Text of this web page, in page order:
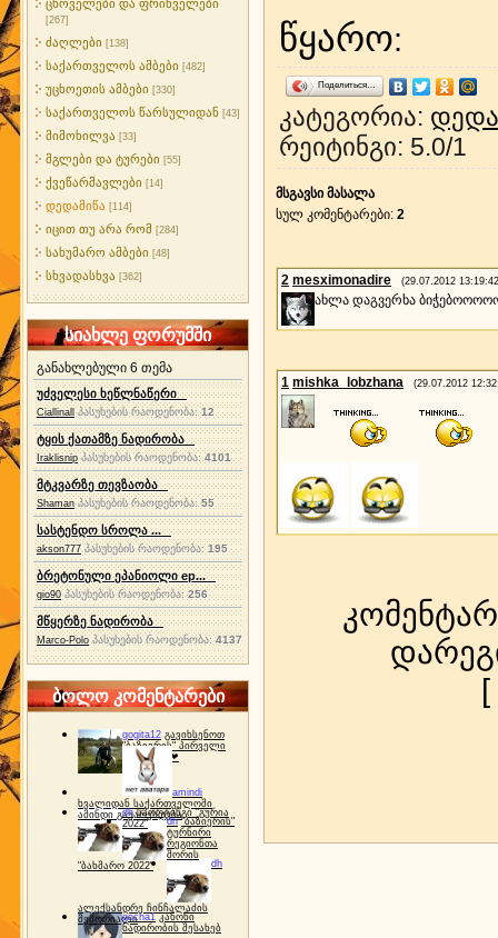
ცხოველები და ფრინველები
[267]
ძაღლები [138]
საქართველოს ამბები [482]
უცხოეთის ამბები [330]
საქართველოს წარსულიდან [43]
მიმოხილვა [33]
მგლები და ტურები [55]
ქვეწარმავლები [14]
დედამიწა [114]
იცით თუ არა რომ [284]
სახუმარო ამბები [48]
სხვადასხვა [362]
სიახლე ფორუმში
განახლებული 6 თემა
უძველესი ხეწლნაწერი
Ciallinall პასუხების რაოდენობა:12
ტყის ქათამზე ნადირობა
Iraklisnip პასუხების რაოდენობა: 4101
მტკვარზე თევზაობა
Shaman პასუხების რაოდენობა:55
სასტენდო სროლა ...
akson777 პასუხების რაოდენობა:195
ბრეტონული ეპანიოლი ep...
gio90 პასუხების რაოდენობა:256
მწყერზე ნადირობა
Marco-Polo პასუხების რაოდენობა:4137
ბოლო კომენტარები
gogita12 გავიხსენოთ
"ბაზიერის" პირველი
ტურნირი ❤
amindi
ხვალიდან საქართველოში
ამინდი გაუარესდება
dh სპორტინგი "გურია
2022"
dh "ბაზიერის"
ტურნირი
რეგიონთა
შორის
"ბახმარო 2022"
dh
ალექსანდრე ჩინჩალაძის
მემორიალიgocha1 კანონი
ნადირობის შესახებ
წყარო:
Поделиться…
კატეგორია:
რეიტინგი: 5.0/1
მსგავსი მასალა
სულ კომენტარები: 2
2 mesximonadire (29.07.2012
ახლა დაგვერხა
1 mishka_lobzhana (29.07.2012
[